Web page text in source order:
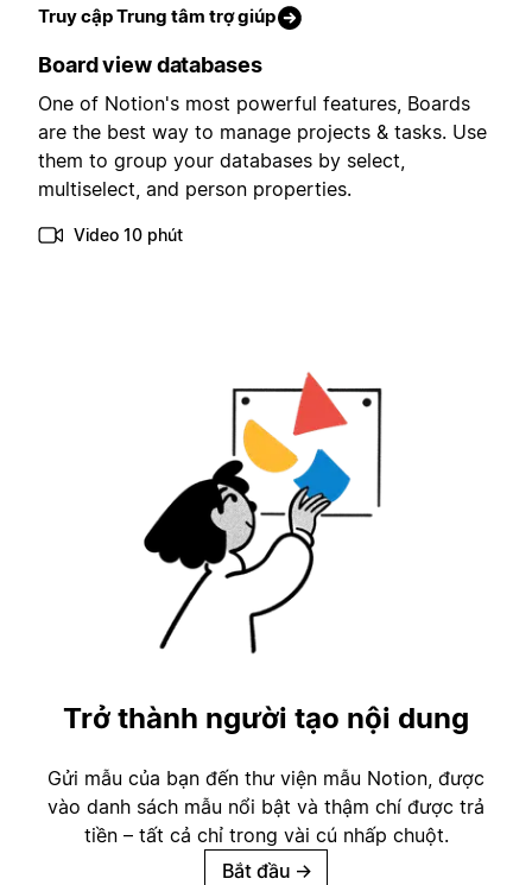
Truy cập Trung tâm trợ giúp
Board view databases
One of Notion's most powerful features, Boards
are the best way to manage projects & tasks. Use
them to group your databases by select,
multiselect, and person properties.
Video 10 phút
Trở thành người tạo nội dung
Gửi mẫu của bạn đến thư viện mẫu Notion, được
vào danh sách mẫu nổi bật và thậm chí được trả
tiền – tất cả chỉ trong vài cú nhấp chuột.
Bắt đầu →